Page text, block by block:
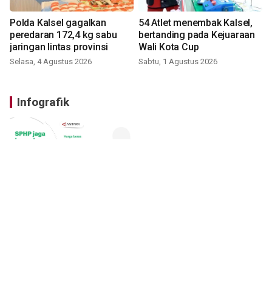
Polda Kalsel gagalkan
peredaran 172,4 kg sabu
jaringan lintas provinsi
Selasa, 4 Agustus 2026
54 Atlet menembak Kalsel,
bertanding pada Kejuaraan
Wali Kota Cup
Sabtu, 1 Agustus 2026
Infografik